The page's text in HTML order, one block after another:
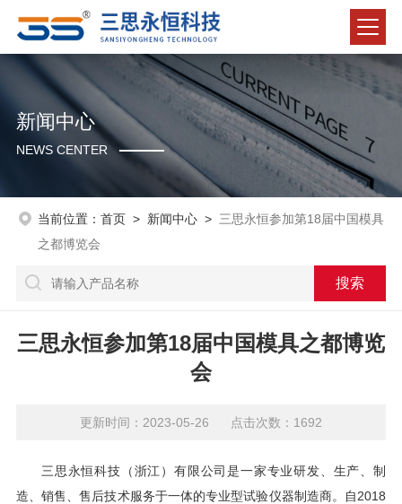
新闻中心
NEWS CENTER
当前位置： 首页> 新闻中心> 三思永恒参加第18届中国模具
之都博览会
三思永恒参加第18届中国模具之都博览
会
更新时间：2023-05-26 点击次数：1692
三思永恒科技（浙江）有限公司是一家专业研发、生产、制
造、销售、售后技术服务于一体的专业型试验仪器制造商。自2018